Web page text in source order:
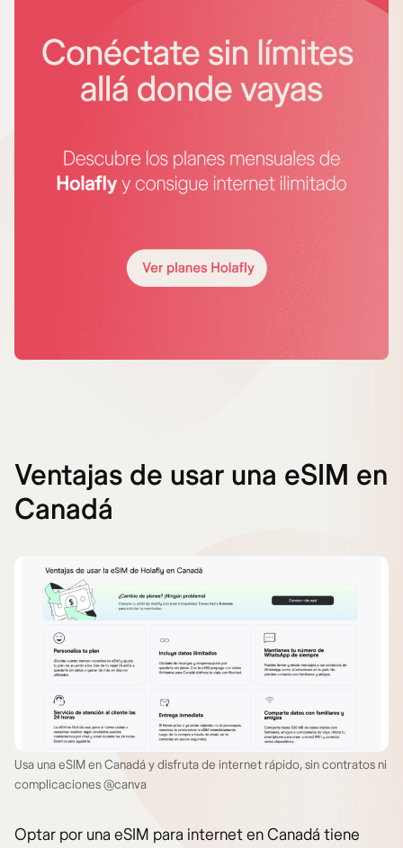
Ventajas de usar una eSIM en
Canadá
Usa una eSIM en Canadá y disfruta de internet rápido, sin contratos ni
complicaciones @canva
Optar por una eSIM para internet en Canadá tiene